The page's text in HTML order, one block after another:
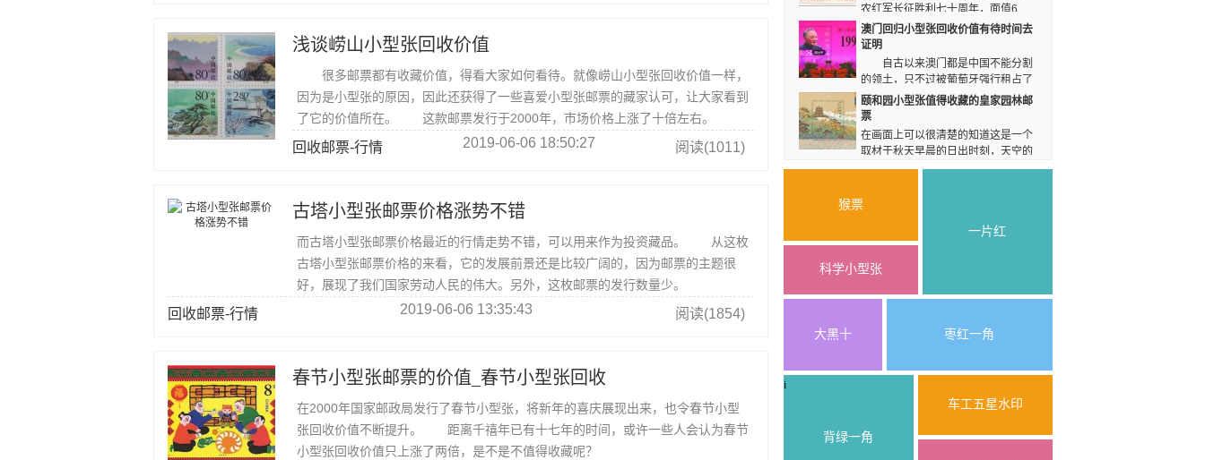
浅谈崂山小型张回收价值
很多邮票都有收藏价值，得看大家如何看待。就像崂山小型张回收价值一样，
因为是小型张的原因，因此还获得了一些喜爱小型张邮票的藏家认可，让大家看到
了它的价值所在。 这款邮票发行于2000年，市场价格上涨了十倍左右。
回收邮票-行情 2019-06-06 18:50:27 阅读(1011)
古塔小型张邮票价格涨势不错
而古塔小型张邮票价格最近的行情走势不错，可以用来作为投资藏品。 从这枚
古塔小型张邮票价格的来看，它的发展前景还是比较广阔的，因为邮票的主题很
好，展现了我们国家劳动人民的伟大。另外，这枚邮票的发行数量少。
回收邮票-行情 2019-06-06 13:35:43 阅读(1854)
春节小型张邮票的价值_春节小型张回收
在2000年国家邮政局发行了春节小型张，将新年的喜庆展现出来，也令春节小型
张回收价值不断提升。 距离千禧年已有十七年的时间，或许一些人会认为春节
小型张回收价值只上涨了两倍，是不是不值得收藏呢？
农红军长征胜利七十周年，面值6
元。这首诗词表达了毛主席作为一个诗人的艺术风
格，也表现出了他作为一个革命家的高昂气概。
澳门回归小型张回收价值有待时间去
证明
自古以来澳门都是中国不能分割
的领土，只不过被葡萄牙强行租占了
几百年，这是巨大的国耻。同时发行了纪念澳门回
归的邮票，现在澳门回归小型张回收价值还是很不
错。
颐和园小型张值得收藏的皇家园林邮
票
在画面上可以很清楚的知道这是一个
取材于秋天早晨的日出时刻，天空的
晴霞、蓬发朝气的旭日，将万寿山的主景建筑群渲
机和宏伟大气。
猴票
一片红
科学小型张
大黑十 枣红一角
i
背绿一角
车工五星水印